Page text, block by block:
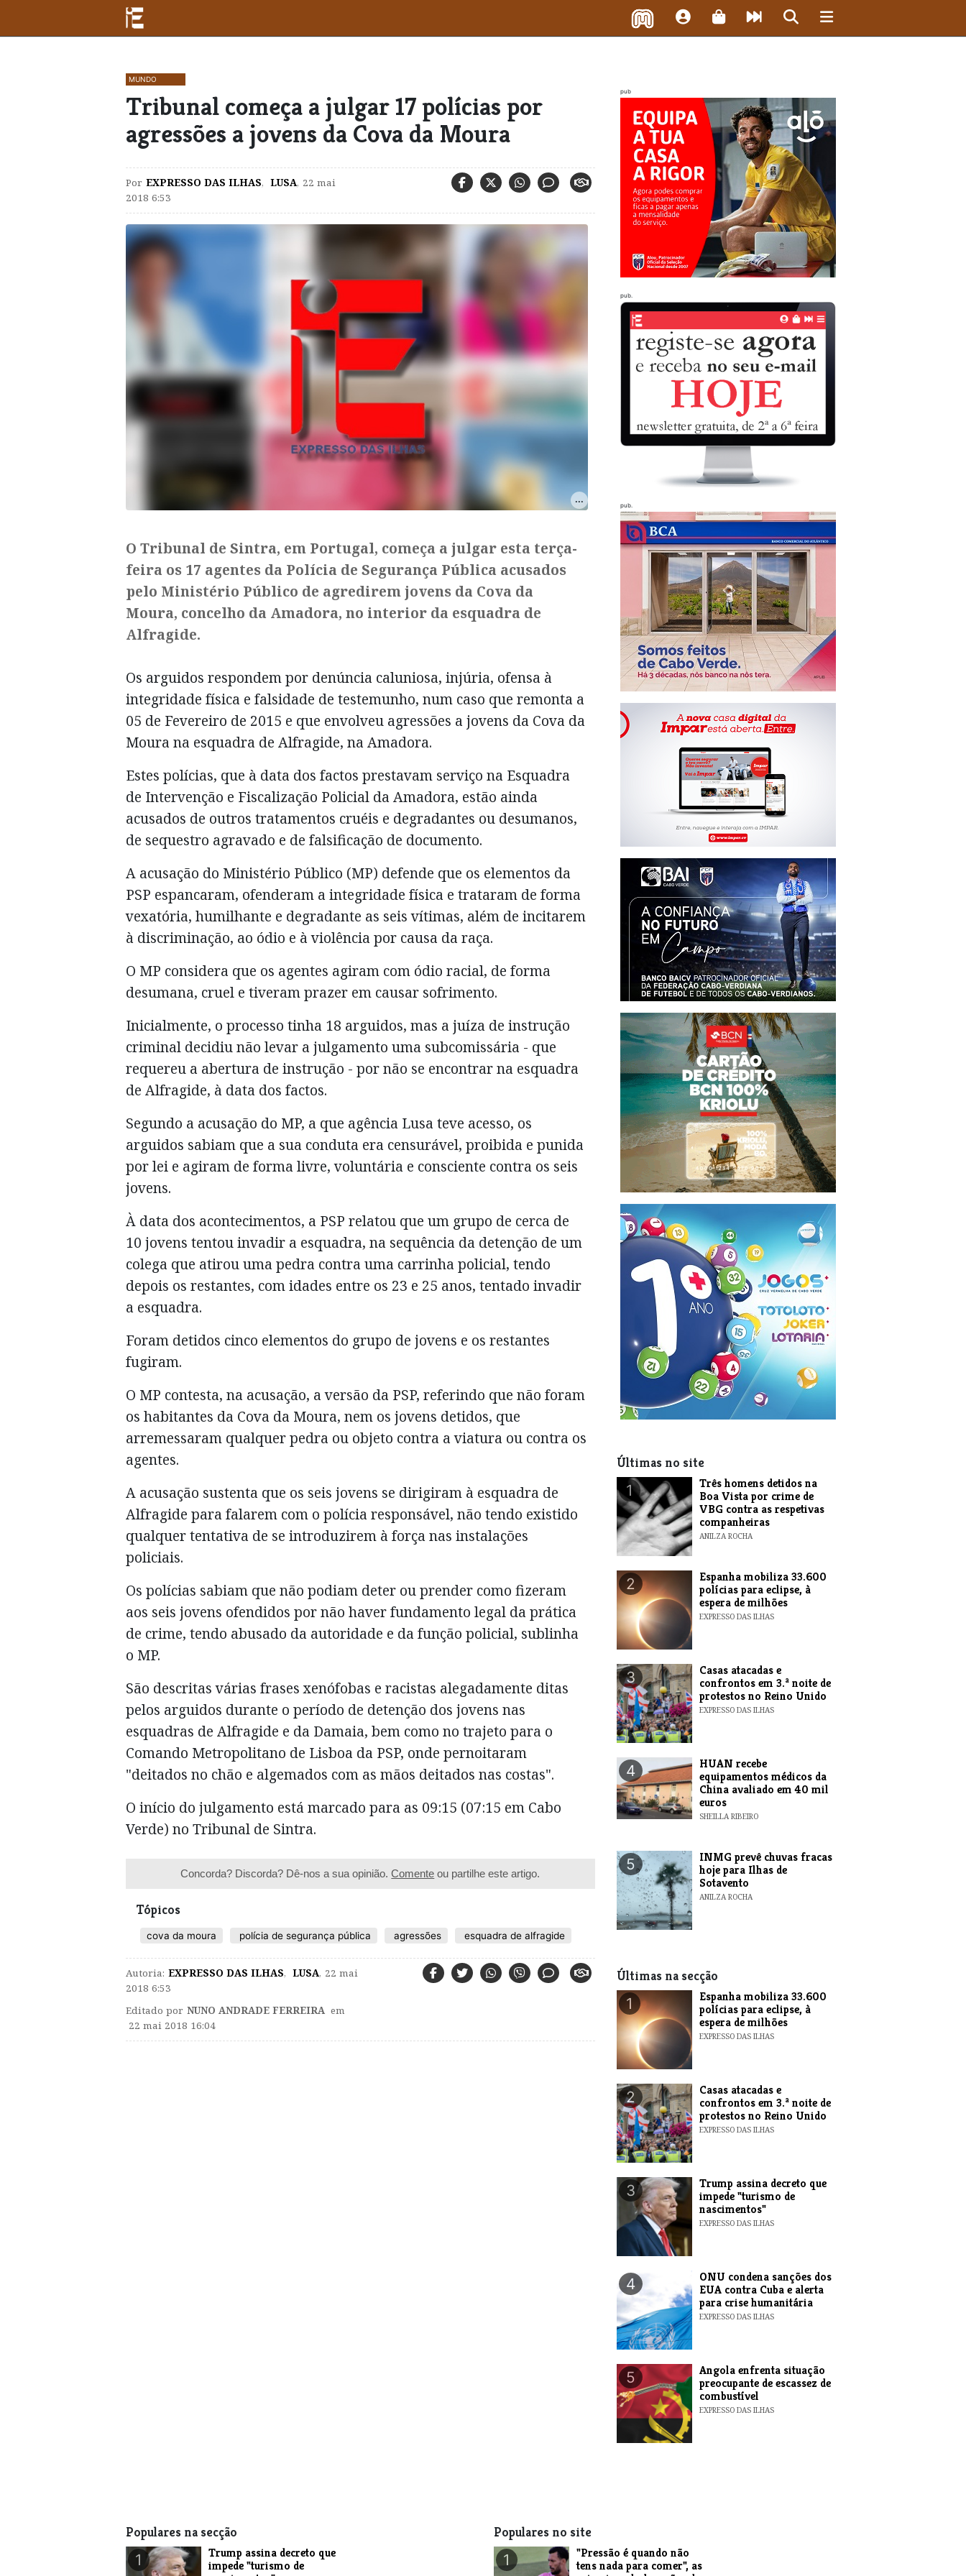
MUNDO
Tribunal começa a julgar 17 polícias por
agressões a jovens da Cova da Moura
Por EXPRESSO DAS ILHAS, LUSA, 22 mai
2018 6:53
​O Tribunal de Sintra, em Portugal, começa a julgar esta terça-
feira os 17 agentes da Polícia de Segurança Pública acusados
pelo Ministério Público de agredirem jovens da Cova da
Moura, concelho da Amadora, no interior da esquadra de
Alfragide.
Os arguidos respondem por denúncia caluniosa, injúria, ofensa à
integridade física e falsidade de testemunho, num caso que remonta a
05 de Fevereiro de 2015 e que envolveu agressões a jovens da Cova da
Moura na esquadra de Alfragide, na Amadora.
Estes polícias, que à data dos factos prestavam serviço na Esquadra
de Intervenção e Fiscalização Policial da Amadora, estão ainda
acusados de outros tratamentos cruéis e degradantes ou desumanos,
de sequestro agravado e de falsificação de documento.
A acusação do Ministério Público (MP) defende que os elementos da
PSP espancaram, ofenderam a integridade física e trataram de forma
vexatória, humilhante e degradante as seis vítimas, além de incitarem
à discriminação, ao ódio e à violência por causa da raça.
O MP considera que os agentes agiram com ódio racial, de forma
desumana, cruel e tiveram prazer em causar sofrimento.
Inicialmente, o processo tinha 18 arguidos, mas a juíza de instrução
criminal decidiu não levar a julgamento uma subcomissária - que
requereu a abertura de instrução - por não se encontrar na esquadra
de Alfragide, à data dos factos.
Segundo a acusação do MP, a que agência Lusa teve acesso, os
arguidos sabiam que a sua conduta era censurável, proibida e punida
por lei e agiram de forma livre, voluntária e consciente contra os seis
jovens.
À data dos acontecimentos, a PSP relatou que um grupo de cerca de
10 jovens tentou invadir a esquadra, na sequência da detenção de um
colega que atirou uma pedra contra uma carrinha policial, tendo
depois os restantes, com idades entre os 23 e 25 anos, tentado invadir
a esquadra.
Foram detidos cinco elementos do grupo de jovens e os restantes
fugiram.
O MP contesta, na acusação, a versão da PSP, referindo que não foram
os habitantes da Cova da Moura, nem os jovens detidos, que
arremessaram qualquer pedra ou objeto contra a viatura ou contra os
agentes.
A acusação sustenta que os seis jovens se dirigiram à esquadra de
Alfragide para falarem com o polícia responsável, não tendo existido
qualquer tentativa de se introduzirem à força nas instalações
policiais.
Os polícias sabiam que não podiam deter ou prender como fizeram
aos seis jovens ofendidos por não haver fundamento legal da prática
de crime, tendo abusado da autoridade e da função policial, sublinha
o MP.
São descritas várias frases xenófobas e racistas alegadamente ditas
pelos arguidos durante o período de detenção dos jovens nas
esquadras de Alfragide e da Damaia, bem como no trajeto para o
Comando Metropolitano de Lisboa da PSP, onde pernoitaram
"deitados no chão e algemados com as mãos deitados nas costas".
O início do julgamento está marcado para as 09:15 (07:15 em Cabo
Verde) no Tribunal de Sintra.
Concorda? Discorda? Dê-nos a sua opinião.Comente ou partilhe este artigo.
Tópicos
cova da moura polícia de segurança pública agressões esquadra de alfragide
Autoria: EXPRESSO DAS ILHAS, LUSA, 22 mai
2018 6:53
Editado por NUNO ANDRADE FERREIRA em
22 mai 2018 16:04
pub
pub.
pub.
Últimas no site
1
Três homens detidos na
Boa Vista por crime de
VBG contra as respetivas
companheiras
ANILZA ROCHA
2
Espanha mobiliza 33.600
polícias para eclipse, à
espera de milhões
EXPRESSO DAS ILHAS
3
Casas atacadas e
confrontos em 3.ª noite de
protestos no Reino Unido
EXPRESSO DAS ILHAS
4
HUAN recebe
equipamentos médicos da
China avaliado em 40 mil
euros
SHEILLA RIBEIRO
5
INMG prevê chuvas fracas
hoje para Ilhas de
Sotavento
ANILZA ROCHA
Últimas na secção
1
Espanha mobiliza 33.600
polícias para eclipse, à
espera de milhões
EXPRESSO DAS ILHAS
2
Casas atacadas e
confrontos em 3.ª noite de
protestos no Reino Unido
EXPRESSO DAS ILHAS
3
Trump assina decreto que
impede "turismo de
nascimentos"
EXPRESSO DAS ILHAS
4
ONU condena sanções dos
EUA contra Cuba e alerta
para crise humanitária
EXPRESSO DAS ILHAS
5
Angola enfrenta situação
preocupante de escassez de
combustível
EXPRESSO DAS ILHAS
Populares na secção
1
Trump assina decreto que
impede "turismo de
Populares no site
1
"Pressão é quando não
tens nada para comer", as